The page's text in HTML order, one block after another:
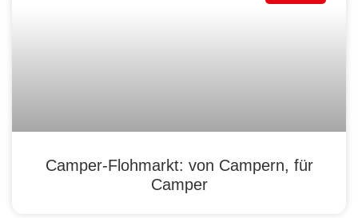
Camper-Flohmarkt: von Campern, für
Camper